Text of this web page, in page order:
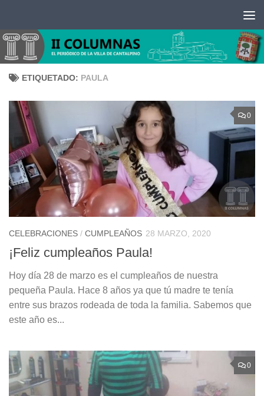
ETIQUETADO: PAULA
0
CELEBRACIONES / CUMPLEAÑOS 28 MARZO, 2020
¡Feliz cumpleaños Paula!
Hoy día 28 de marzo es el cumpleaños de nuestra
pequeña Paula. Hace 8 años ya que tú madre te tenía
entre sus brazos rodeada de toda la familia. Sabemos que
este año es...
0